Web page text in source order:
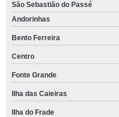
São Sebastião do Passé
Andorinhas
Bento Ferreira
Centro
Fonte Grande
Ilha das Caieiras
Ilha do Frade